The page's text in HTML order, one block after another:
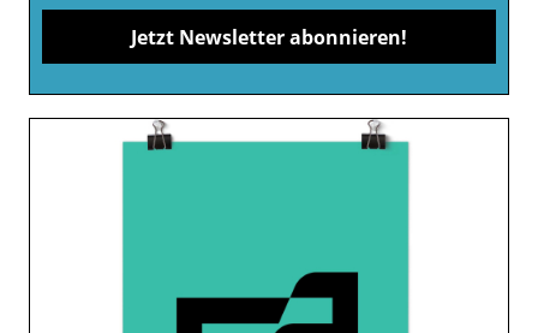
Jetzt Newsletter abonnieren!